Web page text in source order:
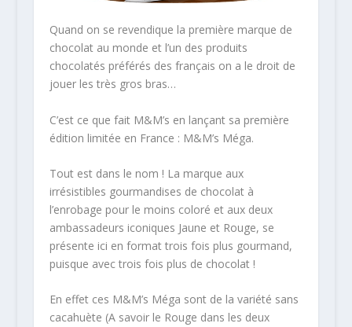
Quand on se revendique la première marque de
chocolat au monde et l’un des produits
chocolatés préférés des français on a le droit de
jouer les très gros bras…
C’est ce que fait M&M’s en lançant sa première
édition limitée en France : M&M’s Méga.
Tout est dans le nom ! La marque aux
irrésistibles gourmandises de chocolat à
l’enrobage pour le moins coloré et aux deux
ambassadeurs iconiques Jaune et Rouge, se
présente ici en format trois fois plus gourmand,
puisque avec trois fois plus de chocolat !
En effet ces M&M’s Méga sont de la variété sans
cacahuète (A savoir le Rouge dans les deux